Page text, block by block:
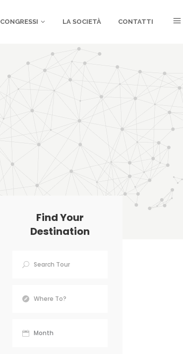
CONGRESSI LA SOCIETÀ CONTATTI
Find Your
Destination